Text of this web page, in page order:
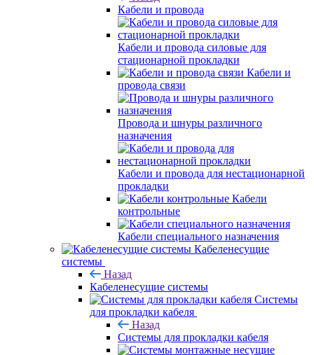
Кабели и провода
Кабели и провода силовые для
стационарной прокладки
Кабели и
провода связи
Провода и шнуры различного
назначения
Кабели и провода для нестационарной
прокладки
Кабели
контрольные
Кабели специального назначения
Кабеленесущие
системы
Назад
Кабеленесущие системы
Системы
для прокладки кабеля
Назад
Системы для прокладки кабеля